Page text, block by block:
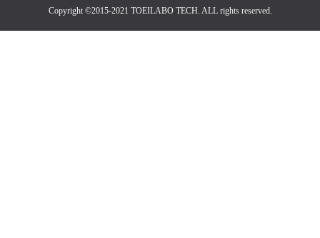
Copyright ©2015-2021 TOEILABO TECH. ALL rights reserved.